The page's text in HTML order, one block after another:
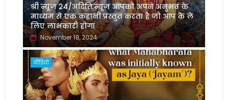
श्री न्यूज़ 24/अदिति न्यूज़ आपको अपने अनुभव के
माध्यम से एक कहानी प्रस्तुत करता है जो आप के ले
लिए लाभकारी होगा
November 18, 2024
वीडियो